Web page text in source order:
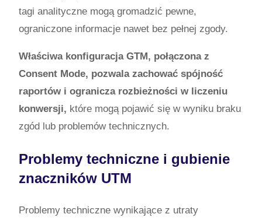
tagi analityczne mogą gromadzić pewne,
ograniczone informacje nawet bez pełnej zgody.
Właściwa konfiguracja GTM, połączona z
Consent Mode, pozwala zachować spójność
raportów i ogranicza rozbieżności w liczeniu
konwersji, które mogą pojawić się w wyniku braku
zgód lub problemów technicznych.
Problemy techniczne i gubienie
znaczników UTM
Problemy techniczne wynikające z utraty